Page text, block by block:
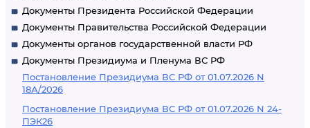
Документы Президента Российской Федерации
Документы Правительства Российской Федерации
Документы органов государственной власти РФ
Документы Президиума и Пленума ВС РФ
Постановление Президиума ВС РФ от 01.07.2026 N
18А/2026
Постановление Президиума ВС РФ от 01.07.2026 N 24-
ПЭК26